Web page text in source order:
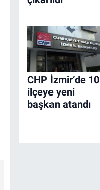
CHP İzmir’de 10
ilçeye yeni
başkan atandı